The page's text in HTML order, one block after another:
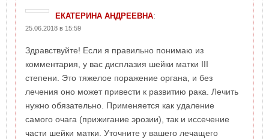
ЕКАТЕРИНА АНДРЕЕВНА:
25.06.2018 в 15:59
Здравствуйте! Если я правильно понимаю из
комментария, у вас дисплазия шейки матки III
степени. Это тяжелое поражение органа, и без
лечения оно может привести к развитию рака. Лечить
нужно обязательно. Применяется как удаление
самого очага (прижигание эрозии), так и иссечение
части шейки матки. Уточните у вашего лечащего